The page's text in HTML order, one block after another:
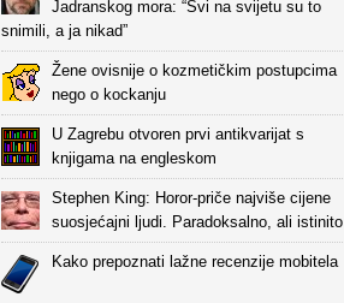
Jadranskog mora: “Svi na svijetu su to
snimili, a ja nikad”
Žene ovisnije o kozmetičkim postupcima
nego o kockanju
U Zagrebu otvoren prvi antikvarijat s
knjigama na engleskom
Stephen King: Horor-priče najviše cijene
suosjećajni ljudi. Paradoksalno, ali istinito
Kako prepoznati lažne recenzije mobitela